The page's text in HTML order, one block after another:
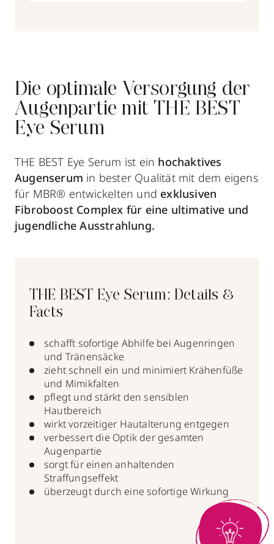
Die optimale Versorgung der
Augenpartie mit THE BEST
Eye Serum
THE BEST Eye Serum ist ein hochaktives
Augenserum in bester Qualität mit dem eigens
für MBR® entwickelten und exklusiven
Fibroboost Complex für eine ultimative und
jugendliche Ausstrahlung.
THE BEST Eye Serum: Details &
Facts
schafft sofortige Abhilfe bei Augenringen
und Tränensäcke
zieht schnell ein und minimiert Krähenfüße
und Mimikfalten
pflegt und stärkt den sensiblen
Hautbereich
wirkt vorzeitiger Hautalterung entgegen
verbessert die Optik der gesamten
Augenpartie
sorgt für einen anhaltenden
Straffungseffekt
überzeugt durch eine sofortige Wirkung